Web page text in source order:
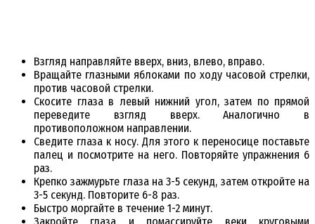
Взгляд направляйте вверх, вниз, влево, вправо.
Вращайте глазными яблоками по ходу часовой стрелки,
против часовой стрелки.
Скосите глаза в левый нижний угол, затем по прямой
переведите взгляд вверх. Аналогично в
противоположном направлении.
Сведите глаза к носу. Для этого к переносице поставьте
палец и посмотрите на него. Повторяйте упражнения 6
раз.
Крепко зажмурьте глаза на 3-5 секунд, затем откройте на
3-5 секунд. Повторите 6-8 раз.
Быстро моргайте в течение 1-2 минут.